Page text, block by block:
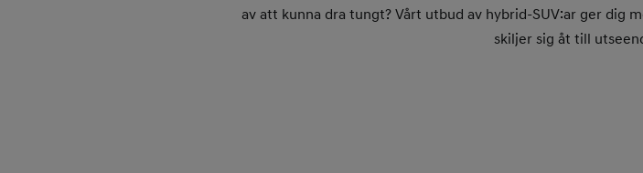
av att kunna dra tungt? Vårt utbud av hybrid-SUV:ar ger
skiljer sig åt till